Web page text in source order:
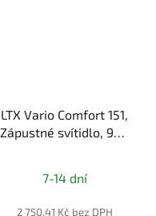
LTX Vario Comfort 151,
Zápustné svítidlo, 9W,
7-14 dní
2 750,41 Kč bez DPH